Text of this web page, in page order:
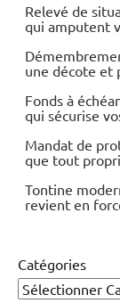
Relevé de
qui amputent
une décote et
Fonds à
qui sécurise
Mandat de
que tout
Tontine
revient en
Catégories